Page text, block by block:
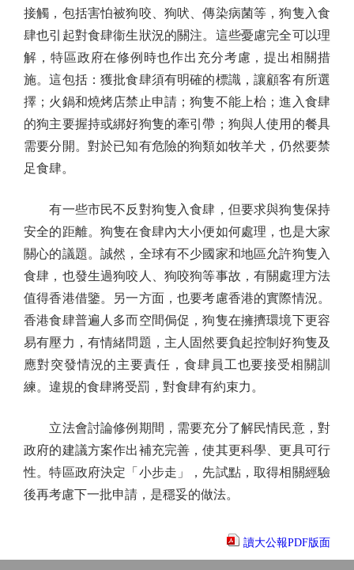
接觸，包括害怕被狗咬、狗吠、傳染病菌等，狗隻入食
肆也引起對食肆衞生狀況的關注。這些憂慮完全可以理
解，特區政府在修例時也作出充分考慮，提出相關措
施。這包括：獲批食肆須有明確的標識，讓顧客有所選
擇；火鍋和燒烤店禁止申請；狗隻不能上枱；進入食肆
的狗主要握持或綁好狗隻的牽引帶；狗與人使用的餐具
需要分開。對於已知有危險的狗類如牧羊犬，仍然要禁
足食肆。
有一些市民不反對狗隻入食肆，但要求與狗隻保持
安全的距離。狗隻在食肆內大小便如何處理，也是大家
關心的議題。誠然，全球有不少國家和地區允許狗隻入
食肆，也發生過狗咬人、狗咬狗等事故，有關處理方法
值得香港借鑒。另一方面，也要考慮香港的實際情況。
香港食肆普遍人多而空間侷促，狗隻在擁擠環境下更容
易有壓力，有情緒問題，主人固然要負起控制好狗隻及
應對突發情況的主要責任，食肆員工也要接受相關訓
練。違規的食肆將受罰，對食肆有約束力。
立法會討論修例期間，需要充分了解民情民意，對
政府的建議方案作出補充完善，使其更科學、更具可行
性。特區政府決定「小步走」，先試點，取得相關經驗
後再考慮下一批申請，是穩妥的做法。
讀大公報PDF版面